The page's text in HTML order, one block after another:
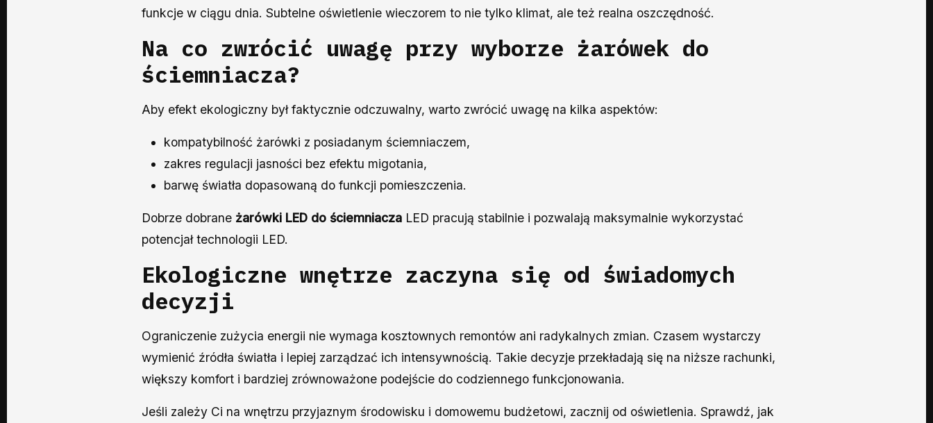
funkcje w ciągu dnia. Subtelne oświetlenie wieczorem to nie tylko klimat, ale też realna oszczędność.
Na co zwrócić uwagę przy wyborze żarówek do
ściemniacza?
Aby efekt ekologiczny był faktycznie odczuwalny, warto zwrócić uwagę na kilka aspektów:
kompatybilność żarówki z posiadanym ściemniaczem,
zakres regulacji jasności bez efektu migotania,
barwę światła dopasowaną do funkcji pomieszczenia.
Dobrze dobrane żarówki LED do ściemniacza LED pracują stabilnie i pozwalają maksymalnie wykorzystać
potencjał technologii LED.
Ekologiczne wnętrze zaczyna się od świadomych
decyzji
Ograniczenie zużycia energii nie wymaga kosztownych remontów ani radykalnych zmian. Czasem wystarczy
wymienić źródła światła i lepiej zarządzać ich intensywnością. Takie decyzje przekładają się na niższe rachunki,
większy komfort i bardziej zrównoważone podejście do codziennego funkcjonowania.
Jeśli zależy Ci na wnętrzu przyjaznym środowisku i domowemu budżetowi, zacznij od oświetlenia. Sprawdź, jak